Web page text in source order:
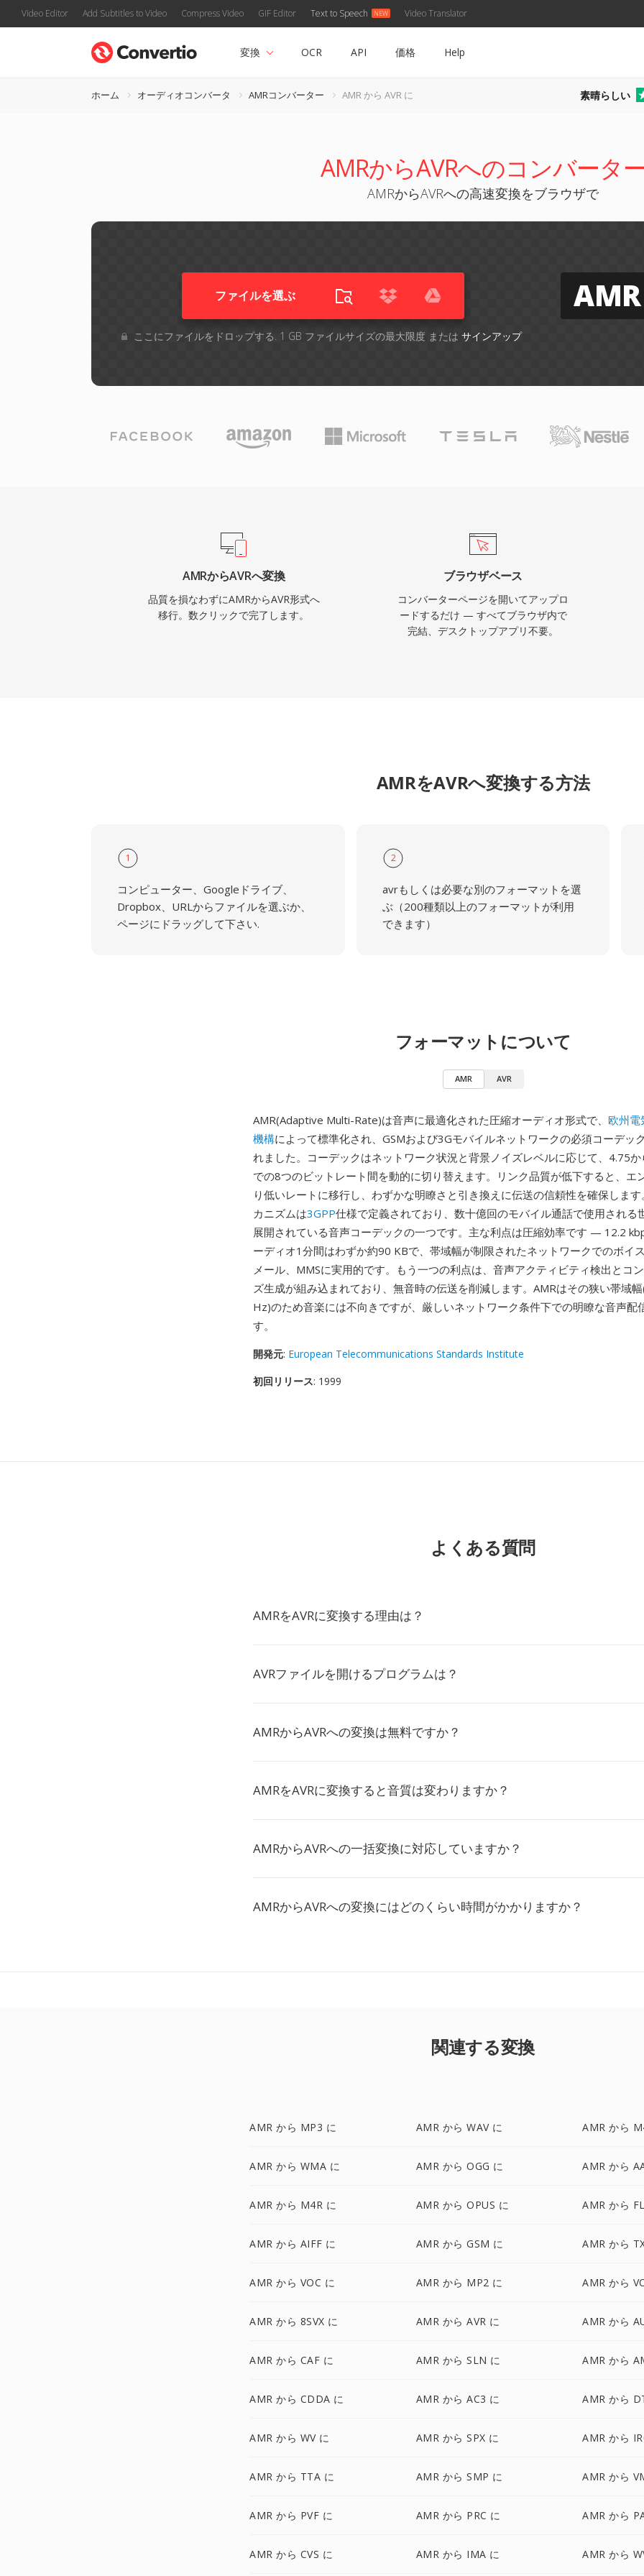
Video Editor Add Subtitles to Video Compress Video GIF Editor Text to Speech Video Translator
変換 OCR API 価格 Help
ホーム オーディオコンバータ AMRコンバーター AMR から AVR に 素晴らしい
AMRからAVRへのコンバーター
AMRからAVRへの高速変換をブラウザで
ファイルを選ぶ
ここにファイルをドロップする. 1 GB ファイルサイズの最大限度 または サインアップ
AMR
AMRからAVRへ変換
品質を損なわずにAMRからAVR形式へ
移行。数クリックで完了します。
ブラウザベース
コンバーターページを開いてアップロ
ードするだけ — すべてブラウザ内で
完結、デスクトップアプリ不要。
AMRをAVRへ変換する方法
1
コンピューター、Googleドライブ、
Dropbox、URLからファイルを選ぶか、
ページにドラッグして下さい.
2
avrもしくは必要な別のフォーマットを選
ぶ（200種類以上のフォーマットが利用
できます）
フォーマットについて
AMR AVR
AMR(Adaptive Multi-Rate)は音声に最適化された圧縮オーディオ形式で、 欧州電
機構によって標準化され、GSMおよび3Gモバイルネットワークの必須コーデッ
れました。コーデックはネットワーク状況と背景ノイズレベルに応じて、4.75
での8つのビットレート間を動的に切り替えます。リンク品質が低下すると、エ
り低いレートに移行し、わずかな明瞭さと引き換えに伝送の信頼性を確保します
カニズムは3GPP仕様で定義されており、数十億回のモバイル通話で使用される
展開されている音声コーデックの一つです。主な利点は圧縮効率です — 12.2
ーディオ1分間はわずか約90 KBで、帯域幅が制限されたネットワークでのボイ
メール、MMSに実用的です。もう一つの利点は、音声アクティビティ検出とコ
ズ生成が組み込まれており、無音時の伝送を削減します。AMRはその狭い帯域
Hz)のため音楽には不向きですが、厳しいネットワーク条件下での明瞭な音声配
す。
開発元: European Telecommunications Standards Institute
初回リリース: 1999
よくある質問
AMRをAVRに変換する理由は？
AVRファイルを開けるプログラムは？
AMRからAVRへの変換は無料ですか？
AMRをAVRに変換すると音質は変わりますか？
AMRからAVRへの一括変換に対応していますか？
AMRからAVRへの変換にはどのくらい時間がかかりますか？
関連する変換
AMR から MP3 に AMR から WAV に AMR から
AMR から WMA に AMR から OGG に AMR から
AMR から M4R に AMR から OPUS に AMR から
AMR から AIFF に AMR から GSM に AMR から
AMR から VOC に AMR から MP2 に AMR から
AMR から 8SVX に AMR から AVR に AMR から
AMR から CAF に AMR から SLN に AMR から
AMR から CDDA に AMR から AC3 に AMR から
AMR から WV に AMR から SPX に AMR から
AMR から TTA に AMR から SMP に AMR から
AMR から PVF に AMR から PRC に AMR から
AMR から CVS に AMR から IMA に AMR から